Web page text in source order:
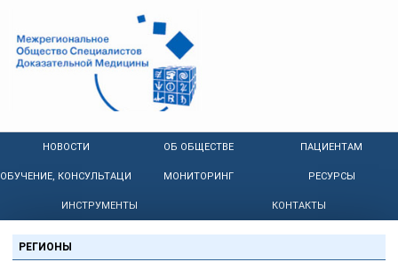
НОВОСТИ ОБ ОБЩЕСТВЕ ПАЦИЕНТАМ
ОБУЧЕНИЕ, КОНСУЛЬТАЦИИ МОНИТОРИНГ РЕСУРСЫ
ИНСТРУМЕНТЫ КОНТАКТЫ
РЕГИОНЫ